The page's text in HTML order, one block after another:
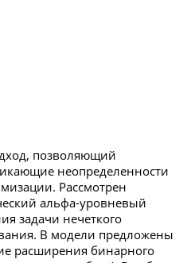
позволяющий
неопределенности
Рассмотрен
альфа-уровневый
задачи нечеткого
В модели предложены
расширения бинарного